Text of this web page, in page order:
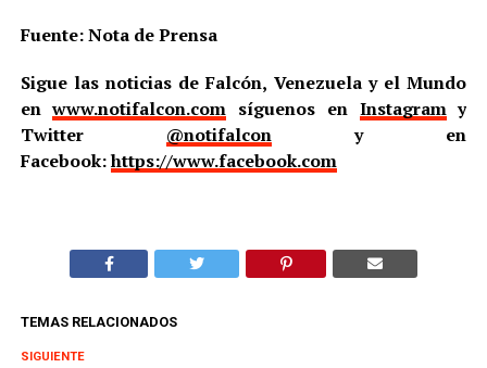
Fuente: Nota de Prensa
Sigue las noticias de Falcón, Venezuela y el Mundo
enwww.notifalcon.com síguenos en Instagramy
Twitter @notifalcony en
Facebook:https://www.facebook.com
TEMAS RELACIONADOS
SIGUIENTE